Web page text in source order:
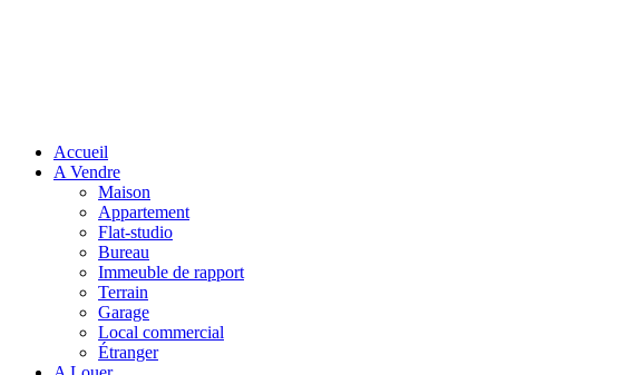
Accueil
A Vendre
Maison
Appartement
Flat-studio
Bureau
Immeuble de rapport
Terrain
Garage
Local commercial
Étranger